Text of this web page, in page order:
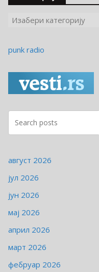
е
р
punk radio
август 2026
јул 2026
јун 2026
мај 2026
април 2026
март 2026
фебруар 2026